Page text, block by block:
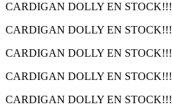
CARDIGAN DOLLY EN STOCK!!!
CARDIGAN DOLLY EN STOCK!!!
CARDIGAN DOLLY EN STOCK!!!
CARDIGAN DOLLY EN STOCK!!!
CARDIGAN DOLLY EN STOCK!!!